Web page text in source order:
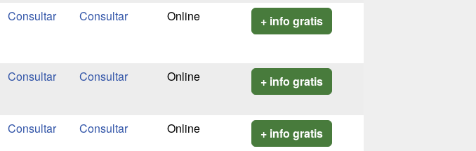
Online + info gratis
Online + info gratis
Online + info gratis